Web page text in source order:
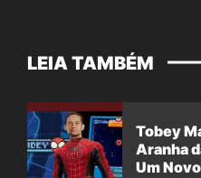
LEIA TAMBÉM
Tobey
Aranha
Um